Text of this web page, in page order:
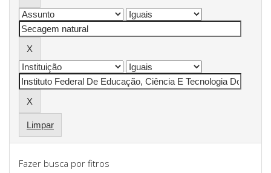
Limpar
Fazer busca por fitros